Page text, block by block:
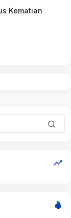
Kematian